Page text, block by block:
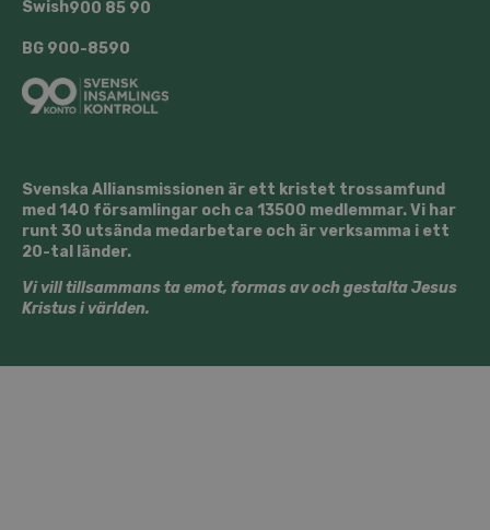
Swish900 85 90
BG 900-8590
Svenska Alliansmissionen är ett kristet trossamfund
med 140 församlingar och ca 13500 medlemmar. Vi har
runt 30 utsända medarbetare och är verksamma i ett
20-tal länder.
Vi vill tillsammans ta emot, formas av och gestalta Jesus
Kristus i världen.